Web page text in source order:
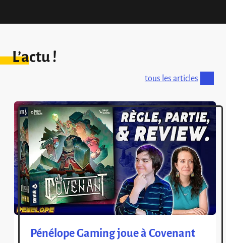
L’actu !
tous les articles
Pénélope Gaming joue à Covenant